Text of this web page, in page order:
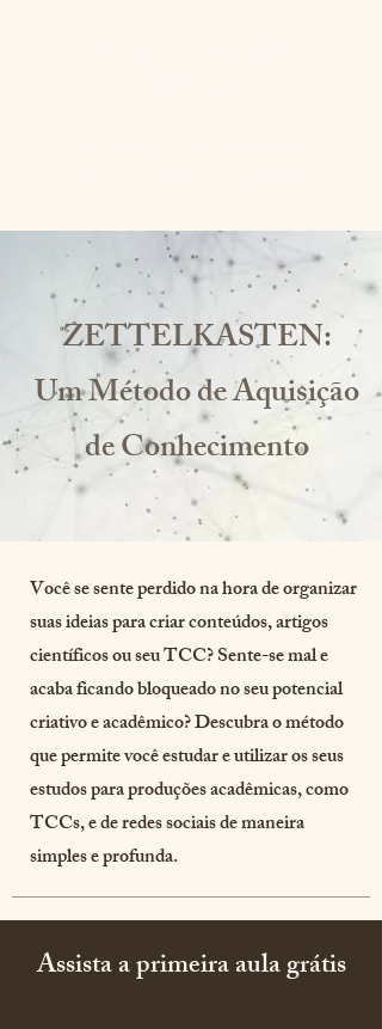
ZETTELKASTEN:
Um Método de Aquisição
de Conhecimento
Você se sente perdido na hora de organizar
suas ideias para criar conteúdos, artigos
científicos ou seu TCC? Sente-se mal e
acaba ficando bloqueado no seu potencial
criativo e acadêmico? Descubra o método
que permite você estudar e utilizar os seus
estudos para produções acadêmicas, como
TCCs, e de redes sociais de maneira
simples e profunda.
Assista a primeira aula grátis